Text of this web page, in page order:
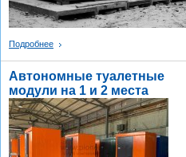
Подробнее
Автономные туалетные
модули на 1 и 2 места